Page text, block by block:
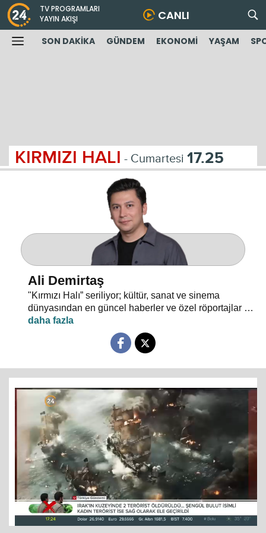
TV PROGRAMLARI
YAYIN AKIŞI
CANLI
SON DAKİKA GÜNDEM EKONOMİ YAŞAM
KIRMIZI HALI - Cumartesi 17.25
Ali Demirtaş
"Kırmızı Halı” seriliyor; kültür, sanat ve sinema
dünyasından en güncel haberler ve özel röportajlar 24
TV ekranından evlerinize konuk oluyor.